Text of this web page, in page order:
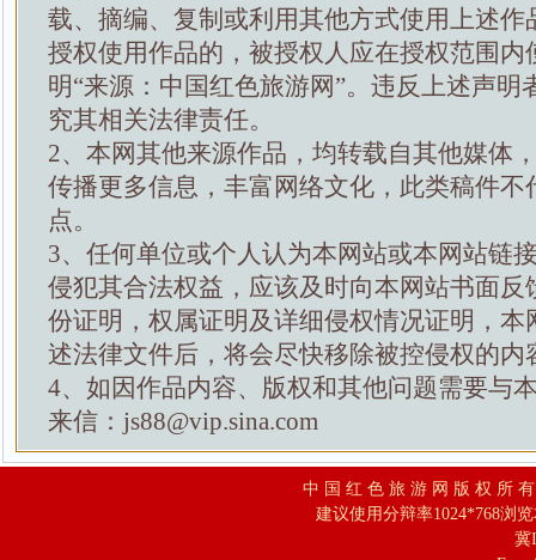
载、摘编、复制或利用其他方式使用上述作
授权使用作品的，被授权人应在授权范围内
明“来源：中国红色旅游网”。违反上述声明
究其相关法律责任。
2、本网其他来源作品，均转载自其他媒体
传播更多信息，丰富网络文化，此类稿件不
点。
3、任何单位或个人认为本网站或本网站链
侵犯其合法权益，应该及时向本网站书面反
份证明，权属证明及详细侵权情况证明，本
述法律文件后，将会尽快移除被控侵权的内
4、如因作品内容、版权和其他问题需要与
来信：js88@vip.sina.com
中 国 红 色 旅 游 网 版 权 所
建议使用分辩率1024*768浏
冀